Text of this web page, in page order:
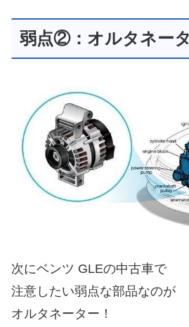
弱点②：オルタネータ
次にベンツ GLEの中古車で
注意したい弱点な部品なのが
オルタネーター！